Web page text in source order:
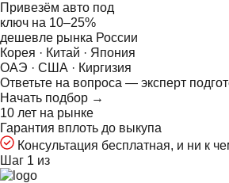
Привезём авто под
ключ на 10–25%
дешевле рынка России
Корея · Китай · Япония
ОАЭ · США · Киргизия
Ответьте на вопроса — эксперт
Начать подбор →
10 лет на рынке
Гарантия вплоть до выкупа
Консультация бесплатная, и ни к
Шаг 1 из